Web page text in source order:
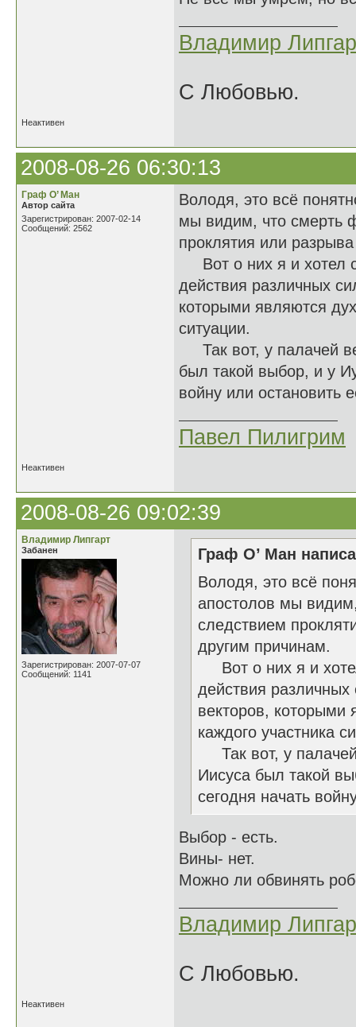
Владимир
С Любовью.
Неактивен
2008-08-26 06:30:13
Граф О’ Ман
Автор сайта
Зарегистрирован: 2007-02-14
Сообщений: 2562
Володя, это всё
мы видим, что смерть
проклятия или
Вот о них я и хотел
действия различных
которыми являются
ситуации.
Так вот, у палачей
был такой выбор, и у
войну или остановить
Павел Пилигрим
Неактивен
2008-08-26 09:02:39
Владимир Липгарт
Забанен
Зарегистрирован: 2007-07-07
Сообщений: 1141
Граф О’ Ман
Володя, это всё
апостолов мы
следствием
другим причинам.
Вот о них я и
действия
векторов, которыми
каждого участника
Так вот, у
Иисуса был такой
сегодня начать
Выбор - есть.
Вины- нет.
Можно ли обвинять
Владимир
С Любовью.
Неактивен